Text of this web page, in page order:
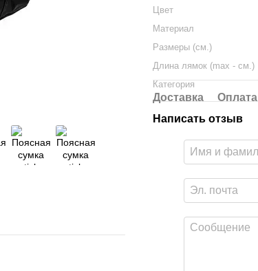
Цвет
Материал
Размеры (см.)
Длина лямок (max - см.)
Категория
Доставка Оплата
Написать отзыв